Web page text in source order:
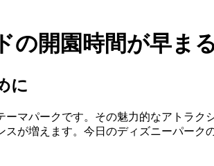
開園時間が早まる
に
マパークです。その魅力的なアトラ
が増えます。今日のディズニーパーク